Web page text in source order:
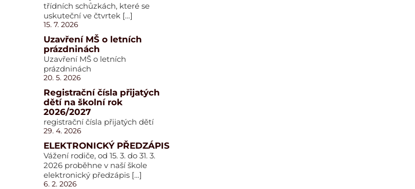
třídních schůzkách, které se
uskuteční ve čtvrtek […]
15. 7. 2026
Uzavření MŠ o letních
prázdninách
Uzavření MŠ o letních
prázdninách
20. 5. 2026
Registrační čísla přijatých
dětí na školní rok
2026/2027
registrační čísla přijatých dětí
29. 4. 2026
ELEKTRONICKÝ PŘEDZÁPIS
Vážení rodiče, od 15. 3. do 31. 3.
2026 proběhne v naší škole
elektronický předzápis […]
6. 2. 2026